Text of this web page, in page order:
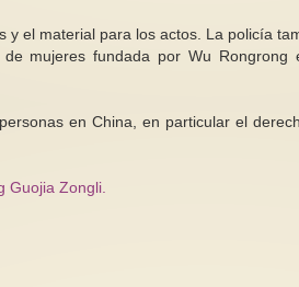
y el material para los actos. La policía
mujeres fundada por Wu Rongrong
en China, en particular el
Guojia Zongli.